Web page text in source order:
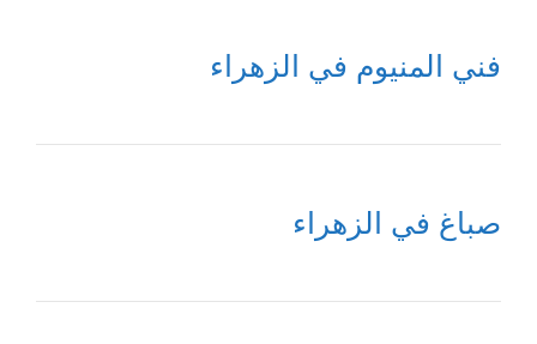
فني المنيوم في الزهراء
صباغ في الزهراء